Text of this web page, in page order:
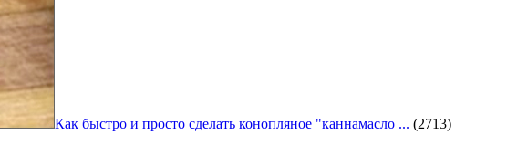
Как быстро и просто сделать конопляное "каннамасло ... (2713)